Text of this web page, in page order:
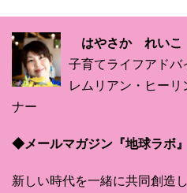
はやさか れいこ
子育てライフアドバ
レムリアン・ヒー
ナー
◆メールマガジン『地球ラボ』
新しい時代を一緒に共同創造